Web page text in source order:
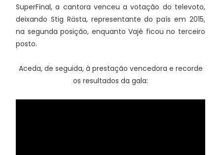
SuperFinal, a cantora venceu a votação do televoto,
deixando Stig Rästa, representante do país em 2015,
na segunda posição, enquantoVajé ficou no terceiro
posto.
Aceda, de seguida, à prestação vencedora e recorde
os resultados da gala: